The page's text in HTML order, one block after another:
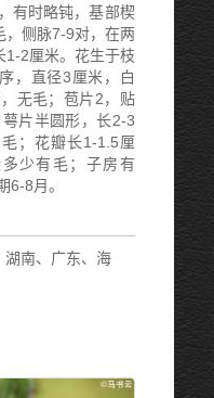
有时略钝，基部楔
，侧脉7-9对，在两
1-2厘米。花生于枝
，直径3厘米，白
无毛；苞片2，贴
片半圆形，长2-3
；花瓣长1-1.5厘
少有毛；子房有
6-8月。
湖南、广东、海